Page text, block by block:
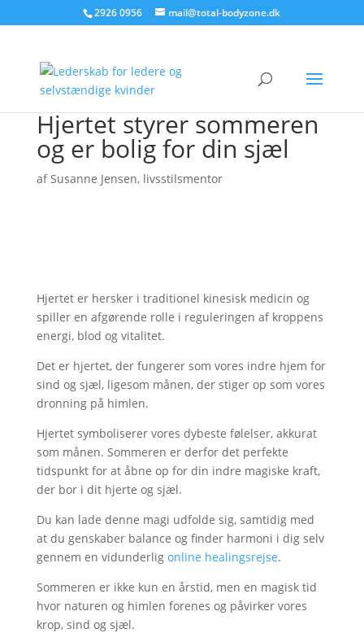
2926 0956 mail@total-bodyzone.dk
Hjertet styrer sommeren
og er bolig for din sjæl
afSusanne Jensen, livsstilsmentor
Hjertet er hersker i traditionel kinesisk medicin og
spiller en afgørende rolle i reguleringen af kroppens
energi, blod og vitalitet.
Det er hjertet, der fungerer som vores indre hjem for
sind og sjæl, ligesom månen, der stiger op som vores
dronning på himlen.
Hjertet symboliserer vores dybeste følelser, akkurat
som månen. Sommeren er derfor det perfekte
tidspunkt for at åbne op for din indre magiske kraft,
der bor i dit hjerte og sjæl.
Du kan lade denne magi udfolde sig, samtidig med
at du genskaber balance og finder harmoni i dig selv
gennem en vidunderlig online healingsrejse.
Sommeren er ikke kun en årstid, men en magisk tid
hvor naturen og himlen forenes og påvirker vores
krop, sind og sjæl.